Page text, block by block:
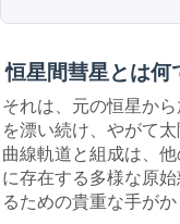
恒星間彗星とは何
それは、元の恒星か
を漂い続け、やがて
曲線軌道と組成は、
に存在する多様な原
るための貴重な手がか